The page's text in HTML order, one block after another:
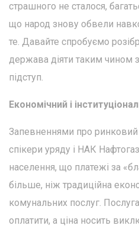
страшного не сталося,
що народ знову обвели
те. Давайте спробуємо
держава діяти таким чином
підступ.
Економічний і
Запевненнями про ринковий
спікери уряду і НАК
населення, що платежі за
більше, ніж традиційна
комунальних послуг.
оплатити, а ціна носить